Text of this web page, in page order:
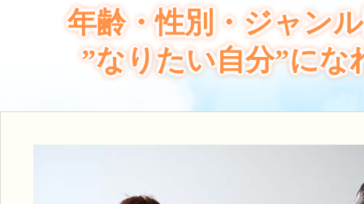
年齢・性別・ジャン
”なりたい自分”にな